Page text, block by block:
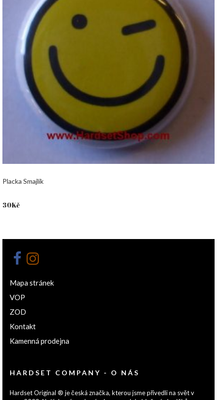
Placka Smajlík
30Kč
Mapa stránek
VOP
ZOD
Kontakt
Kamenná prodejna
HARDSET COMPANY - O NÁS
Hardset Original ® je česká značka, kterou jsme přivedli na svět v